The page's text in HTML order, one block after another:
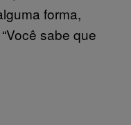
forma,
sabe que